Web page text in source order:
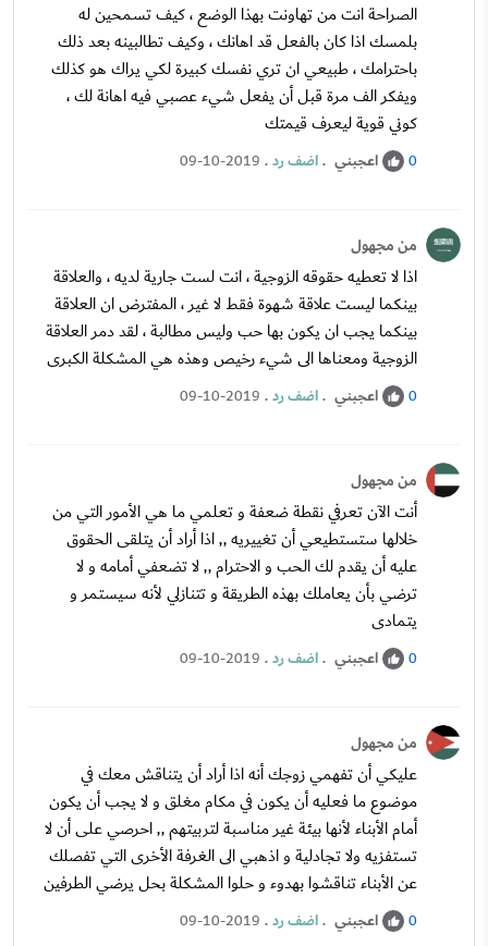
الصراحة انت من تهاونت بهذا الوضع ، كيف تسمحين له
بلمسك اذا كان بالفعل قد اهانك ، وكيف تطالبينه بعد ذلك
باحترامك ، طبيعي ان تري نفسك كبيرة لكي يراك هو كذلك
ويفكر الف مرة قبل أن يفعل شيء عصبي فيه اهانة لك ،
كوني قوية ليعرف قيمتك
0 اعجبني .اضف رد.
09-10-2019
من مجهول
اذا لا تعطيه حقوقه الزوجية ، انت لست جارية لديه ، والعلاقة
بينكما ليست علاقة شهوة فقط لا غير ، المفترض ان العلاقة
بينكما يجب ان يكون بها حب وليس مطالبة ، لقد دمر العلاقة
الزوجية ومعناها الى شيء رخيص وهذه هي المشكلة الكبرى
0 اعجبني .اضف رد.
09-10-2019
من مجهول
أنت الآن تعرفي نقطة ضعفة و تعلمي ما هي الأمور التي من
خلالها ستستطيعي أن تغييريه ,, اذا أراد أن يتلقى الحقوق
عليه أن يقدم لك الحب و الاحترام ,, لا تضعفي أمامه و لا
ترضي بأن يعاملك بهذه الطريقة و تتنازلي لأنه سيستمر و
يتمادى
0 اعجبني .اضف رد.
09-10-2019
من مجهول
عليكي أن تفهمي زوجك أنه اذا أراد أن يتناقش معك في
موضوع ما فعليه أن يكون في مكام مغلق و لا يجب أن يكون
أمام الأبناء لأنها بيئة غير مناسبة لتربيتهم ,, احرصي على أن لا
تستفزيه ولا تجادلية و اذهبي الى الغرفة الأخرى التي تفصلك
عن الأبناء تناقشوا بهدوء و حلوا المشكلة بحل يرضي الطرفين
0 اعجبني .اضف رد.
09-10-2019